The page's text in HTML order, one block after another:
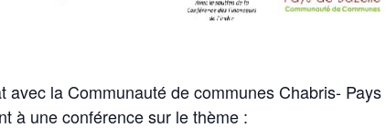
avec la Communauté de communes Chabris-
à une conférence sur le thème :